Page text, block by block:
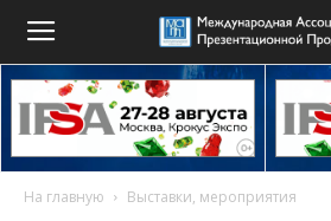
На главную Выставки, мероприятия